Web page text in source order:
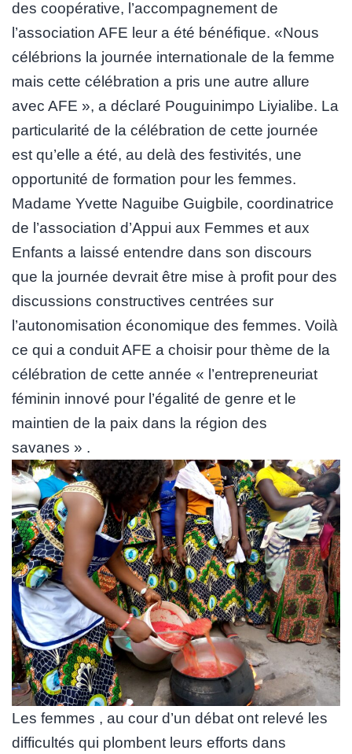
des coopérative, l’accompagnement de
l’association AFE leur a été bénéfique. «Nous
célébrions la journée internationale de la femme
mais cette célébration a pris une autre allure
avec AFE », a déclaré Pouguinimpo Liyialibe. La
particularité de la célébration de cette journée
est qu’elle a été, au delà des festivités, une
opportunité de formation pour les femmes.
Madame Yvette Naguibe Guigbile, coordinatrice
de l’association d’Appui aux Femmes et aux
Enfants a laissé entendre dans son discours
que la journée devrait être mise à profit pour des
discussions constructives centrées sur
l’autonomisation économique des femmes. Voilà
ce qui a conduit AFE a choisir pour thème de la
célébration de cette année « l’entrepreneuriat
féminin innové pour l’égalité de genre et le
maintien de la paix dans la région des
savanes » .
Les femmes , au cour d’un débat ont relevé les
difficultés qui plombent leurs efforts dans